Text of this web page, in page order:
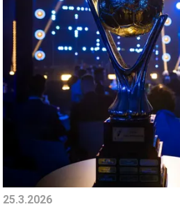
25.3.2026